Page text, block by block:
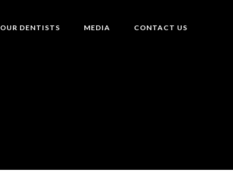
OUR DENTISTS MEDIA CONTACT US